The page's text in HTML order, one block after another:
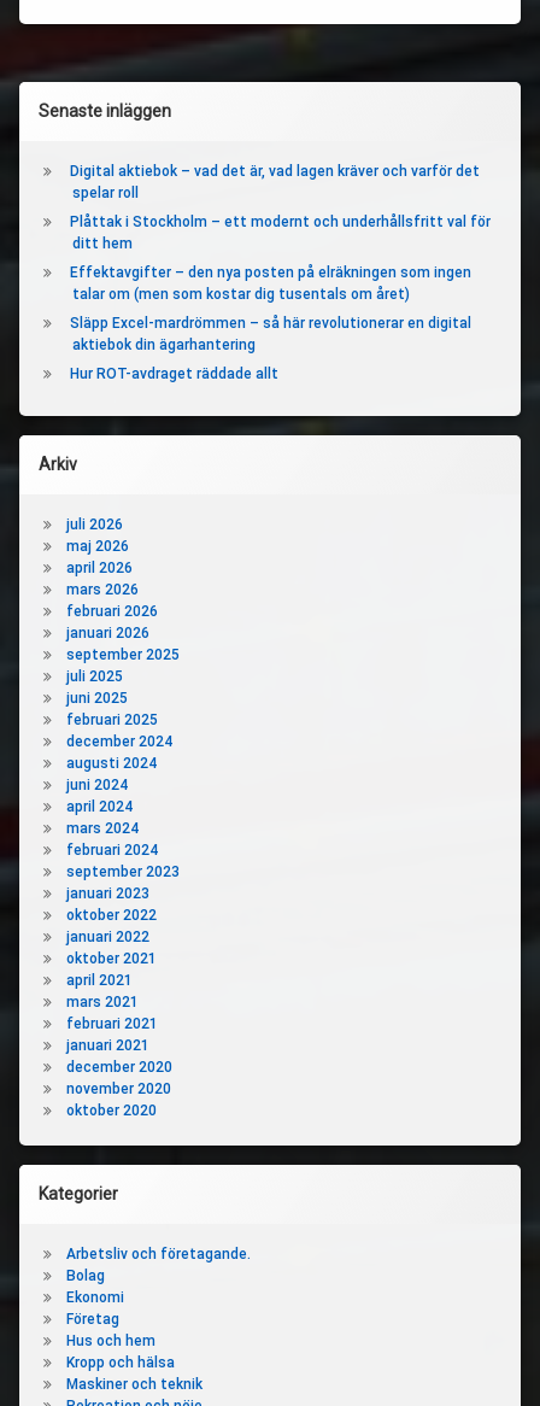
Vänster
Senaste inläggen
Digital aktiebok – vad det är, vad lagen kräver och varför det
spelar roll
Plåttak i Stockholm – ett modernt och underhållsfritt val för
ditt hem
Effektavgifter – den nya posten på elräkningen som ingen
talar om (men som kostar dig tusentals om året)
Släpp Excel-mardrömmen – så här revolutionerar en digital
aktiebok din ägarhantering
Hur ROT-avdraget räddade allt
Arkiv
juli 2026
maj 2026
april 2026
mars 2026
februari 2026
januari 2026
september 2025
juli 2025
juni 2025
februari 2025
december 2024
augusti 2024
juni 2024
april 2024
mars 2024
februari 2024
september 2023
januari 2023
oktober 2022
januari 2022
oktober 2021
april 2021
mars 2021
februari 2021
januari 2021
december 2020
november 2020
oktober 2020
Kategorier
Arbetsliv och företagande.
Bolag
Ekonomi
Företag
Hus och hem
Kropp och hälsa
Maskiner och teknik